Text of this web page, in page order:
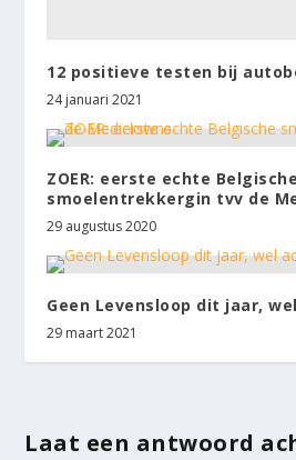
12 positieve testen bij
24 januari 2021
ZOER: eerste echte Belgische
smoelentrekkergin tvv de
29 augustus 2020
Geen Levensloop dit jaar,
29 maart 2021
Laat een antwoord